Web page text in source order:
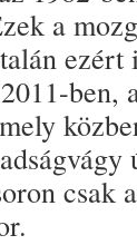
a
ben,
csak